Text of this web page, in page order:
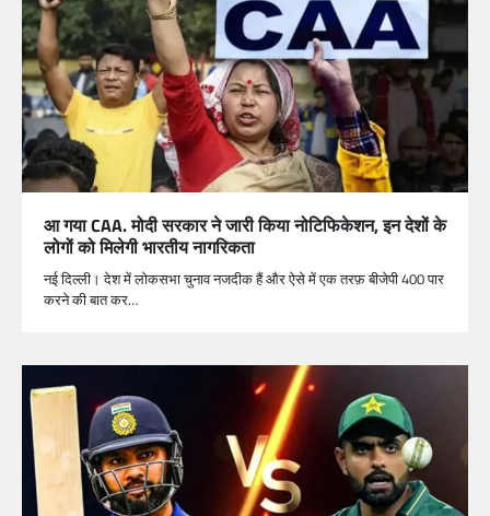
आ गया CAA. मोदी सरकार ने जारी किया नोटिफिकेशन, इन देशों के
लोगों को मिलेगी भारतीय नागरिकता
नई दिल्ली। देश में लोकसभा चुनाव नजदीक हैं और ऐसे में एक तरफ़ बीजेपी 400 पार
करने की बात कर…